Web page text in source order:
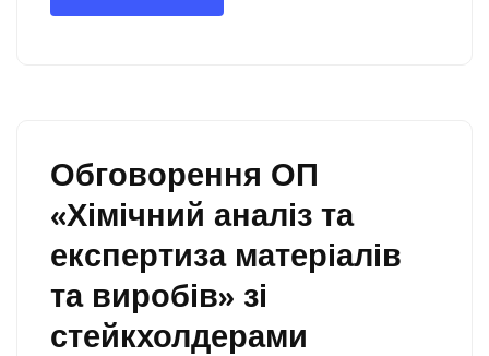
Обговорення ОП
«Хімічний аналіз та
експертиза матеріалів
та виробів» зі
стейкхолдерами